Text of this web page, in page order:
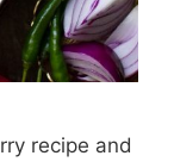
recipe and